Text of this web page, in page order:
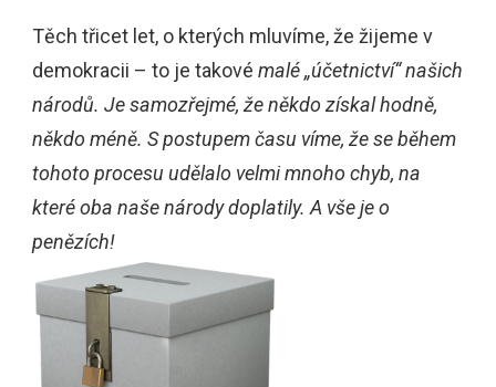
Těch třicet let, o kterých mluvíme, že žijeme v
demokracii – to je takové malé „účetnictví“ našich
národů. Je samozřejmé, že někdo získal hodně,
někdo méně. S postupem času víme, že se během
tohoto procesu udělalo velmi mnoho chyb, na
které oba naše národy doplatily. A vše je o
penězích!